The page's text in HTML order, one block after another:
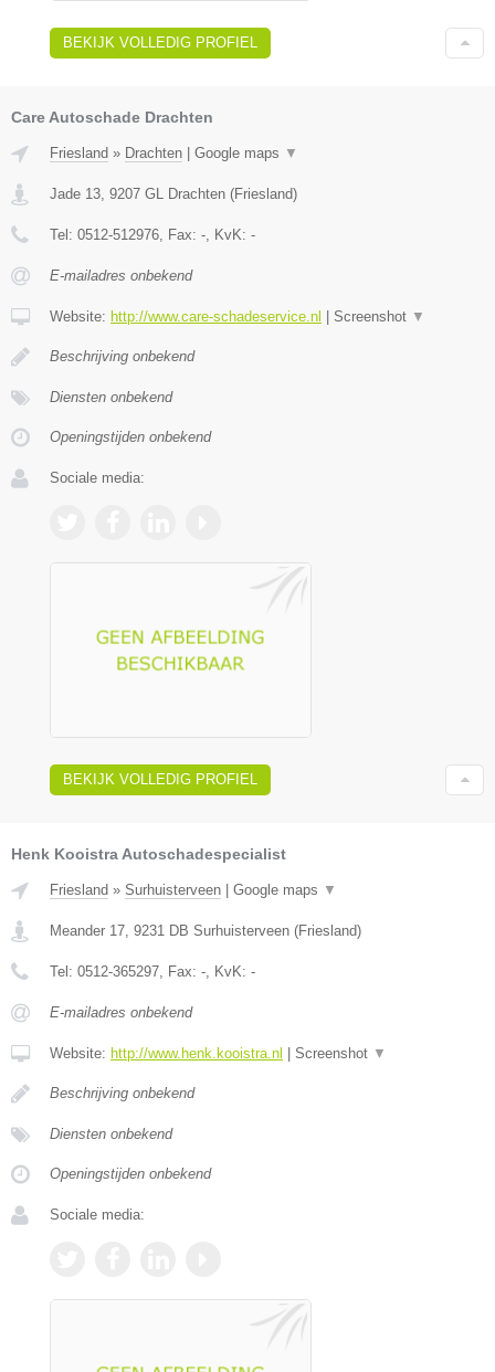
BEKIJK VOLLEDIG PROFIEL
Care Autoschade Drachten
Friesland » Drachten Google maps ▼
Jade 13 9207 GL Drachten (Friesland)
Tel: 0512-512976 , Fax: - , KvK: -
E-mailadres onbekend
Website: http://www.care-schadeservice.nl Screenshot ▼
Beschrijving onbekend
Diensten onbekend
Openingstijden onbekend
Sociale media:
BEKIJK VOLLEDIG PROFIEL
Henk Kooistra Autoschadespecialist
Friesland » Surhuisterveen | Google maps ▼
Meander 17 9231 DB Surhuisterveen (Friesland)
Tel: 0512-365297 , Fax: - , KvK: -
E-mailadres onbekend
Website: http://www.henk.kooistra.nl | Screenshot ▼
Beschrijving onbekend
Diensten onbekend
Openingstijden onbekend
Sociale media: